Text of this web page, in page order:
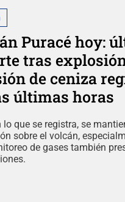
Puracé hoy:
tras
de ceniza
últimas horas
lo que se registra, se
sobre el volcán,
de gases también